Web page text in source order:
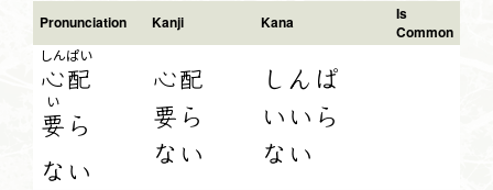
Pronunciation Kanji Kana
Is
Common
しん
心
ぱい
配
い
要 ら
な い
心配
要ら
ない
しんぱ
いいら
ない